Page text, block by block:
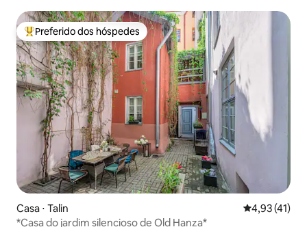
Entre os melhores preferidos dos hóspedes
Preferido dos hóspedes
Casa ⋅ Talin 4,93 de uma
4,93 (41)
*Casa do jardim silencioso de Old Hanza*